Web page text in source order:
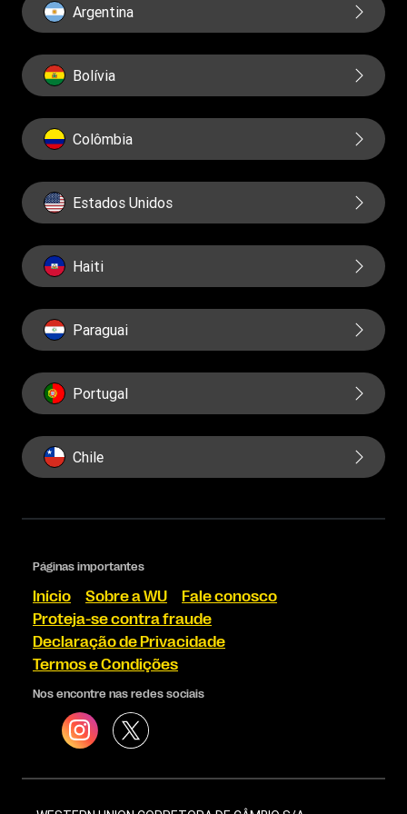
Argentina
Bolívia
Colômbia
Estados Unidos
Haiti
Paraguai
Portugal
Chile
Páginas importantes
Início Sobre a WU
Fale conosco
Proteja-se contra fraude
Declaração de Privacidade
Termos e Condições
Nos encontre nas redes sociais